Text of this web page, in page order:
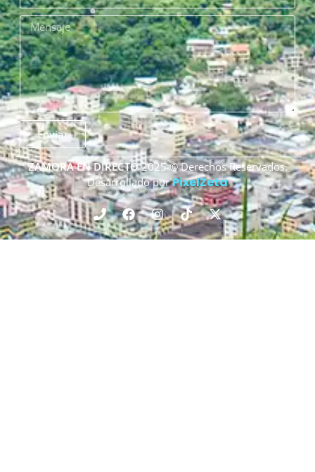
Enviar
ZAMORA EN DIRECTO2025 © Derechos Reservados.
Desarrollado porPixelZeta